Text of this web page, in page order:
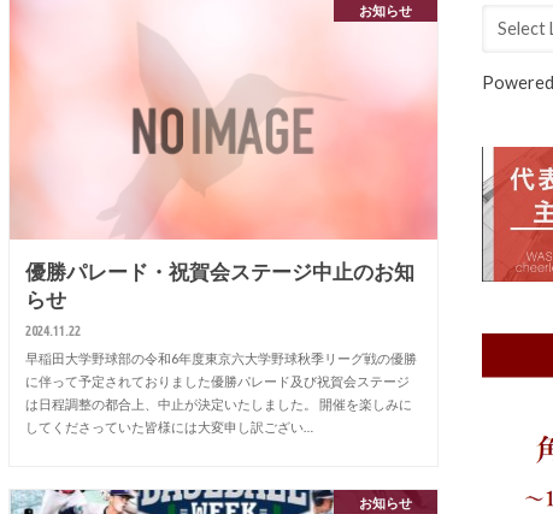
お知らせ
優勝パレード・祝賀会ステージ中止のお知
らせ
2024.11.22
早稲田大学野球部の令和6年度東京六大学野球秋季リーグ戦の優勝
に伴って予定されておりました優勝パレード及び祝賀会ステージ
は日程調整の都合上、中止が決定いたしました。 開催を楽しみに
してくださっていた皆様には大変申し訳ござい…
お知らせ